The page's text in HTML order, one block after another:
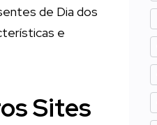
de Dia dos
e
Sites